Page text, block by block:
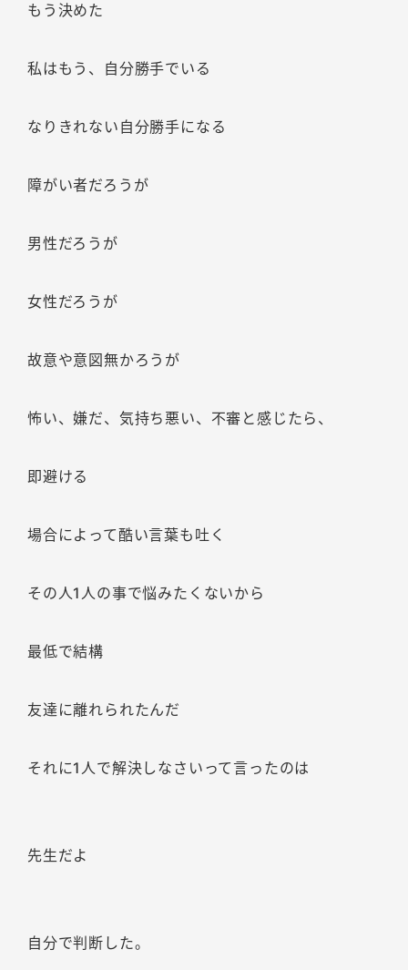
もう決めた
私はもう、自分勝手でいる
なりきれない自分勝手になる
障がい者だろうが
男性だろうが
女性だろうが
故意や意図無かろうが
怖い、嫌だ、気持ち悪い、不審と感じたら、
即避ける
場合によって酷い言葉も吐く
その人1人の事で悩みたくないから
最低で結構
友達に離れられたんだ
それに1人で解決しなさいって言ったのは
先生だよ
自分で判断した。